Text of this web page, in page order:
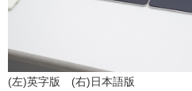
(左)英字版 (右)日本語版